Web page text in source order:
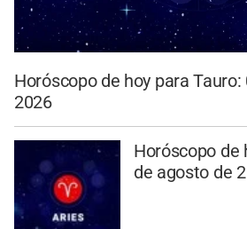
Horóscopo de hoy para
2026
Horóscopo de
de agosto de